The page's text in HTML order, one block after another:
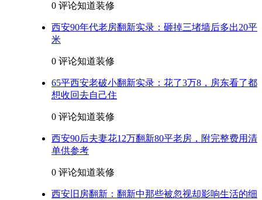
0 评论知道装修
西安90年代老房翻新实录：砸掉三堵墙后多出20平
米
0 评论知道装修
65平西安老破小翻新实录：花了3万8，房东看了都
想收回去自己住
0 评论知道装修
西安90后夫妻花12万翻新80平老房，附完整费用清
单供参考
0 评论知道装修
西安旧房翻新：翻新中那些被忽视却影响生活的细